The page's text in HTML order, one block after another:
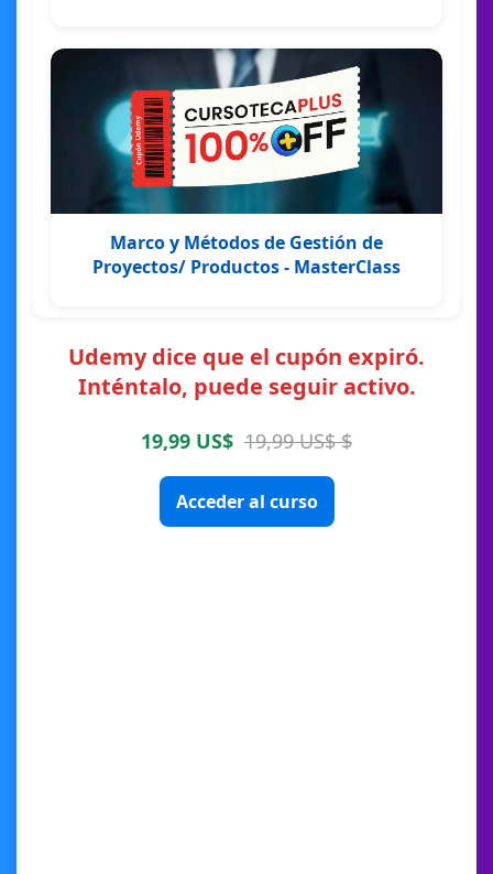
Marco y Métodos de Gestión de
Proyectos/ Productos - MasterClass
Udemy dice que el cupón expiró.
Inténtalo, puede seguir activo.
19,99 US$ 19,99 US$ $
Acceder al curso